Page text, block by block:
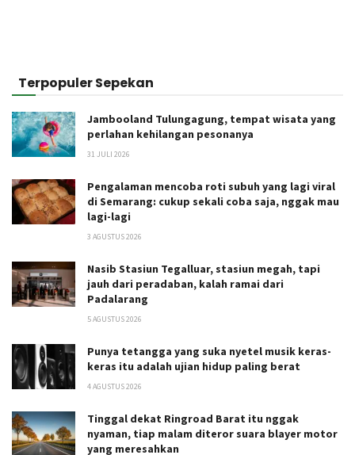
Terpopuler Sepekan
Jambooland Tulungagung, tempat wisata yang
perlahan kehilangan pesonanya
31 JULI 2026
Pengalaman mencoba roti subuh yang lagi viral
di Semarang: cukup sekali coba saja, nggak mau
lagi-lagi
3 AGUSTUS 2026
Nasib Stasiun Tegalluar, stasiun megah, tapi
jauh dari peradaban, kalah ramai dari
Padalarang
5 AGUSTUS 2026
Punya tetangga yang suka nyetel musik keras-
keras itu adalah ujian hidup paling berat
4 AGUSTUS 2026
Tinggal dekat Ringroad Barat itu nggak
nyaman, tiap malam diteror suara blayer motor
yang meresahkan